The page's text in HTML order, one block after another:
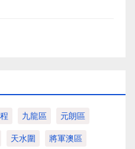
九龍區 元朗區
天水圍 將軍澳區